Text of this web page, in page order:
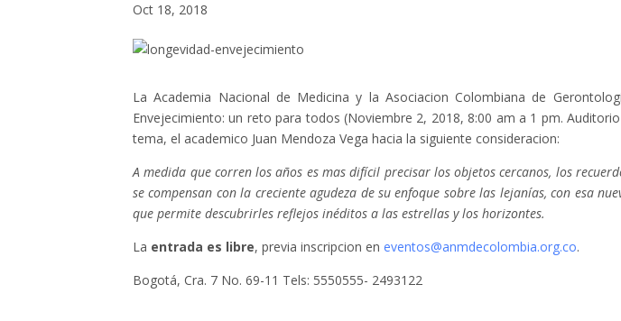
Oct 18, 2018
La Academia Nacional de Medicina y la Asociacion Colombiana de
Envejecimiento: un reto para todos (Noviembre 2, 2018, 8:00 am a 1 pm.
tema, el academico Juan Mendoza Vega hacia la siguiente consideracion:
A medida que corren los años es mas difícil precisar los objetos cercanos, los
se compensan con la creciente agudeza de su enfoque sobre las lejanías, con esa
que permite descubrirles reflejos inéditos a las estrellas y los horizontes.
La entrada es libre, previa inscripcion en eventos@anmdecolombia.org.co.
Bogotá, Cra. 7 No. 69-11 Tels: 5550555- 2493122